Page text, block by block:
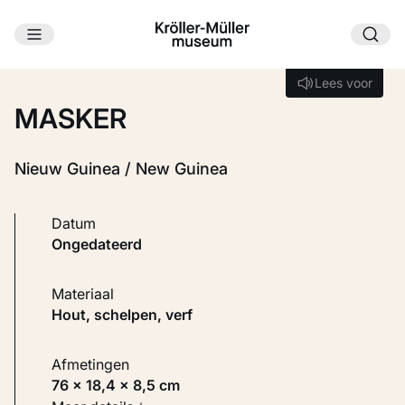
Ga naar hoofdinhoud
Lees voor
Lees voor
MASKER
Nieuw Guinea / New Guinea
Datum
ongedateerd
Materiaal
Hout, schelpen, verf
Afmetingen
76 × 18,4 × 8,5 cm